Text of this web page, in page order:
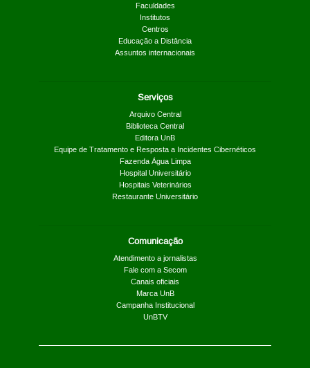
Faculdades
Institutos
Centros
Educação a Distância
Assuntos internacionais
Serviços
Arquivo Central
Biblioteca Central
Editora UnB
Equipe de Tratamento e Resposta a Incidentes Cibernéticos
Fazenda Água Limpa
Hospital Universitário
Hospitais Veterinários
Restaurante Universitário
Comunicação
Atendimento a jornalistas
Fale com a Secom
Canais oficiais
Marca UnB
Campanha Institucional
UnBTV